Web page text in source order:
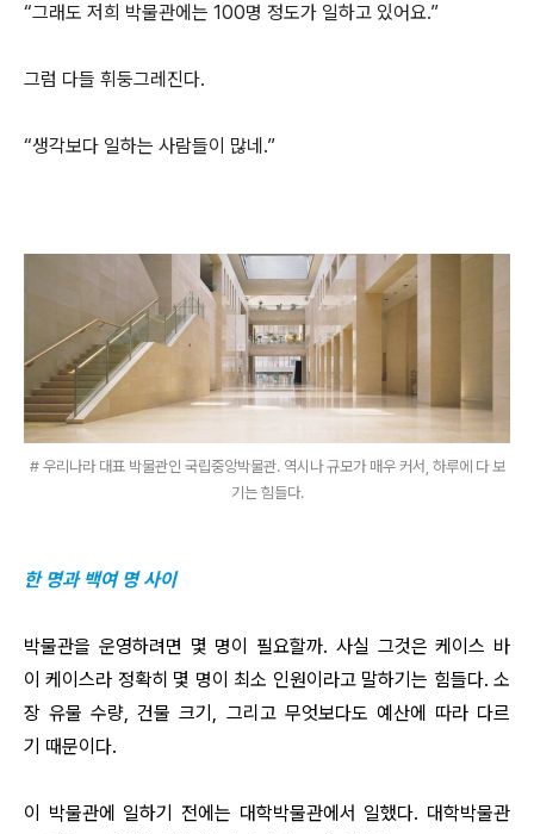
“그래도 저희 박물관에는 100명 정도가 일하고 있어요.”
그럼 다들 휘둥그레진다.
“생각보다 일하는 사람들이 많네.”
# 우리나라 대표 박물관인 국립중앙박물관. 역시나 규모가 매우 커서, 하루에 다 보
기는 힘들다.
한 명과 백여 명 사이
박물관을 운영하려면 몇 명이 필요할까. 사실 그것은 케이스 바
이 케이스라 정확히 몇 명이 최소 인원이라고 말하기는 힘들다. 소
장 유물 수량, 건물 크기, 그리고 무엇보다도 예산에 따라 다르
기 때문이다.
이 박물관에 일하기 전에는 대학박물관에서 일했다. 대학박물관